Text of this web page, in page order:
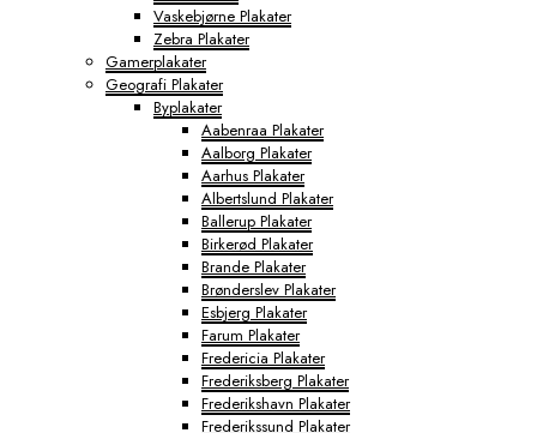
Vaskebjørne Plakater
Zebra Plakater
Gamerplakater
Geografi Plakater
Byplakater
Aabenraa Plakater
Aalborg Plakater
Aarhus Plakater
Albertslund Plakater
Ballerup Plakater
Birkerød Plakater
Brande Plakater
Brønderslev Plakater
Esbjerg Plakater
Farum Plakater
Fredericia Plakater
Frederiksberg Plakater
Frederikshavn Plakater
Frederikssund Plakater